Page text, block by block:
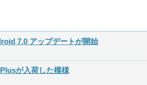
7.0 アップデートが開始
が入荷した模様